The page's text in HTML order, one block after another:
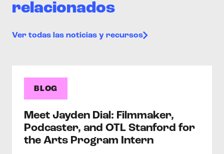
relacionados
Ver todas las noticias y recursos
BLOG
Meet Jayden Dial: Filmmaker,
Podcaster, and OTL Stanford for
the Arts Program Intern